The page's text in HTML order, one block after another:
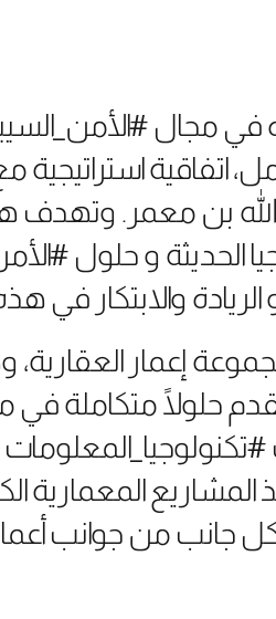
مجال
اتفاقية استراتيجية
بن معمر. وتهدف
الحديثة و حلول
والابتكار في
إعمار
حلولًا متكاملة في
المشاريع المعمارية
كل جانب من جوانب